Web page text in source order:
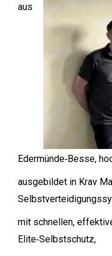
aus
Edermünde‑Besse,
ausgebildet in Krav
mit schnellen,
Elite‑Selbstschutz,